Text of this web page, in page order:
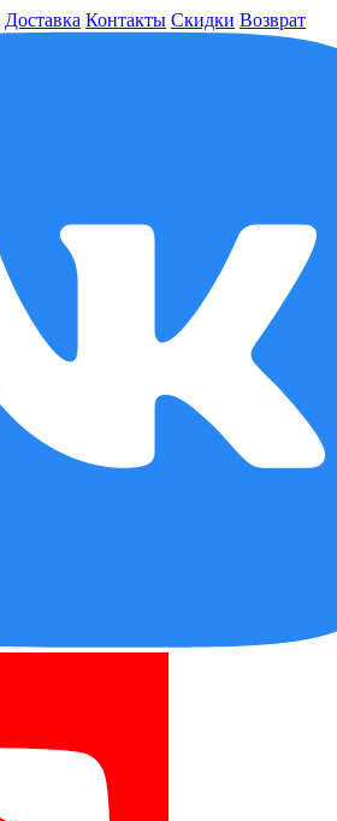
Доставка Контакты Скидки Возврат